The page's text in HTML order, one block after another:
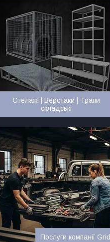
Стелажі | Верстаки | Трапи
складські
Послуги компанії Grid